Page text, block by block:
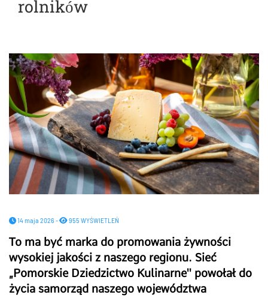
rolników
14 maja 2026 - 955 WYŚWIETLEŃ
To ma być marka do promowania żywności
wysokiej jakości z naszego regionu. Sieć
„Pomorskie Dziedzictwo Kulinarne'' powołał do
życia samorząd naszego województwa